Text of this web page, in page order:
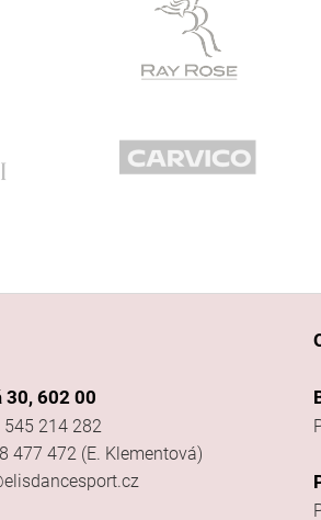
30, 602 00
545 214 282
477 472 (E. Klementová)